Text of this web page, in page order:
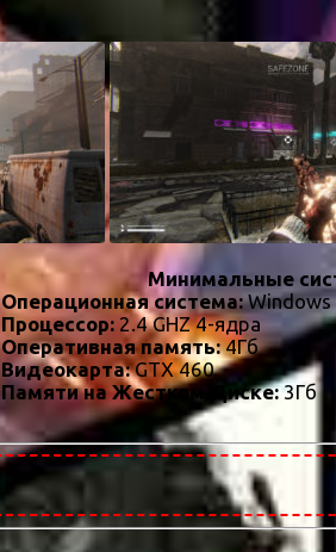
Минимальные
Операционная система:Windows
Процессор: 2.4 GHZ 4-ядра
Оперативная память:4Гб
Видеокарта:GTX 460
Памяти на Жестком Диске:3Гб